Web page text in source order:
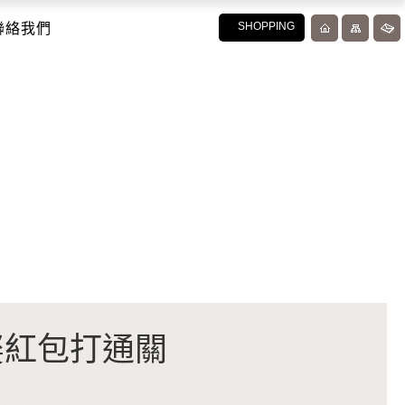
SHOPPING
絡我們
紅包打通關